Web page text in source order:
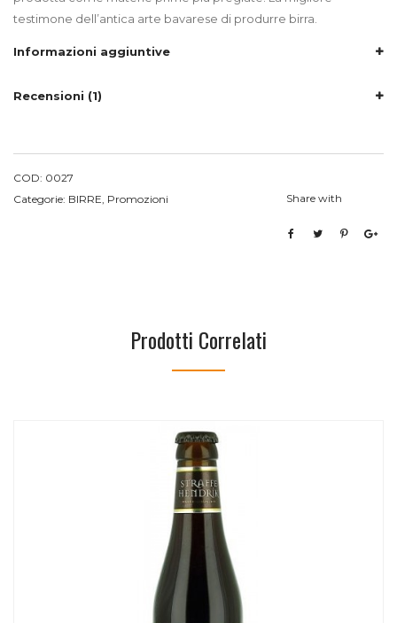
testimone dell’antica arte bavarese di produrre birra.
Informazioni aggiuntive
Recensioni (1)
COD: 0027
Categorie: BIRRE Promozioni Share with
Prodotti Correlati